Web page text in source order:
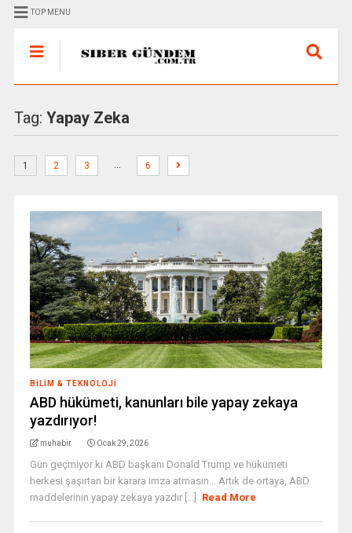
TOP MENU
Tag: Yapay Zeka
1 2 3 … 6
BILIM & TEKNOLOJI
ABD hükümeti, kanunları bile yapay zekaya
yazdırıyor!
muhabir Ocak 29, 2026
Gün geçmiyor ki ABD başkanı Donald Trump ve hükümeti
herkesi şaşırtan bir karara imza atmasın... Artık de ortaya, ABD
maddelerinin yapay zekaya yazdır [...]
Read More